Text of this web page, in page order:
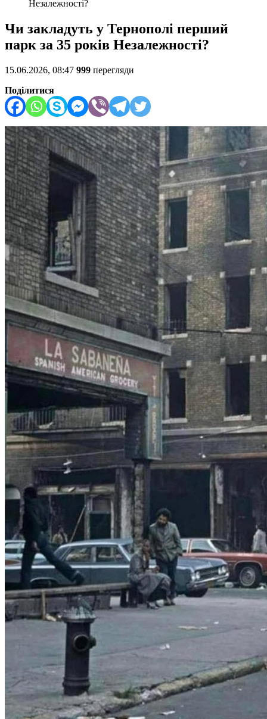
Незалежності?
Чи закладуть у Тернополі перший
парк за 35 років Незалежності?
15.06.2026, 08:47 999 перегляди
Поділитися